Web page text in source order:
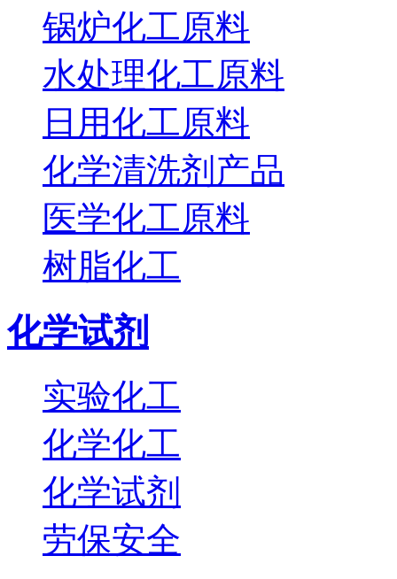
锅炉化工原料
水处理化工原料
日用化工原料
化学清洗剂产品
医学化工原料
树脂化工
化学试剂
实验化工
化学化工
化学试剂
劳保安全